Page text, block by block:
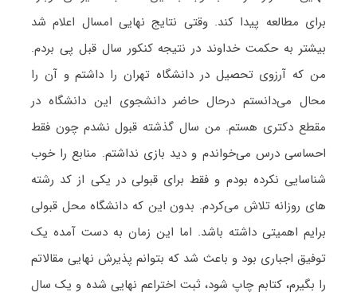
برای مطالعه پیدا کند. وقتی نتایج نهایی امسال اعلام شد
بیشتر به حکمت خداوند در نتیجه کنکور سال قبل پی بردم.
من که آرزوی تحصیل در دانشگاه تهران را داشتم و آن را
محال می‌دانستم درحال حاضر دانشجوی این دانشگاه در
مقطع دکتری هستم. من سال گذشته قبول نشدم چون فقط
احساسی درس می‌خواندم و دید بازی نداشتم. منابع را خوب
شناسایی نکرده بودم و فقط برای قبولی در یکی از کد رشته
های روزانه تلاش می‌کردم. بدون این که دانشگاه محل قبولی
برایم اهمیتی داشته باشد. اما این زمان به دست آمده یک
توفیق اجباری بود و باعث شد که بتوانم پذیرش نهایی مقالاتم
را بگیرم، کتابم چاپ شود، ثبت اختراعم نهایی شده و یک سال